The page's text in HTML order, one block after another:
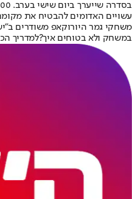
עשויים האדומים להבטיח את מקומם
משחקי גמר היורוקאפ משודרים
במשחק ולא בטוחים איך?למדריך